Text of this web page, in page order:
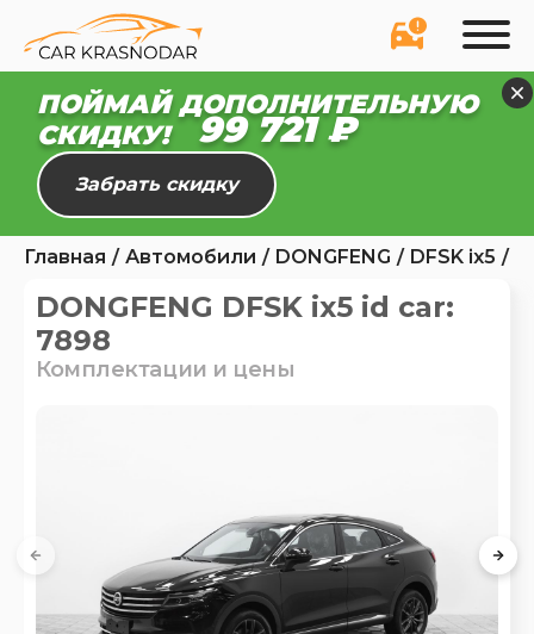
ПОЙМАЙ ДОПОЛНИТЕЛЬНУЮ
СКИДКУ!
99 721 ₽
Забрать скидку
Главная Автомобили DONGFENG DFSK ix5
DONGFENG DFSK ix5 id car:
7898
Комплектации и цены